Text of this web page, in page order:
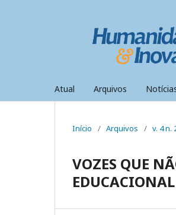
Atual Arquivos
Início / Arquivos / v. 4 n.
VOZES QUE